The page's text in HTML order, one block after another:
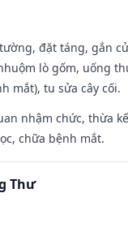
đặt táng, gắn
lò gốm, uống
mắt), tu sửa cây cối.
nhậm chức, thừa
chữa bệnh mắt.
Thư